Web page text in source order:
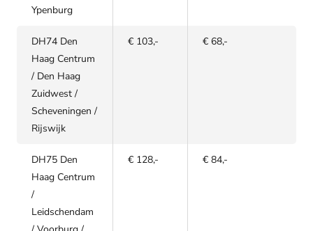
Ypenburg
DH74 Den
Haag Centrum
/ Den Haag
Zuidwest /
Scheveningen /
Rijswijk
€ 103,- € 68,-
DH75 Den
Haag Centrum
/
Leidschendam
€ 128,- € 84,-